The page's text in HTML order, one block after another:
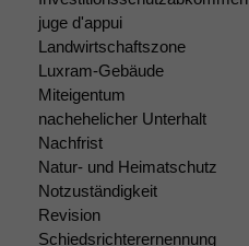
juge d'appui
Landwirtschaftszone
Luxram-Gebäude
Miteigentum
nachehelicher Unterhalt
Nachfrist
Natur- und Heimatschutz
Notzuständigkeit
Revision
Schiedsrichterernennung